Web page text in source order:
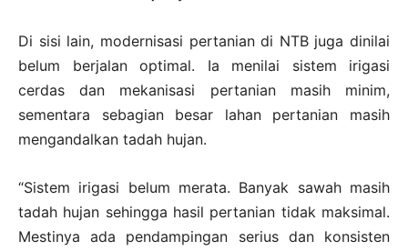
Di sisi lain, modernisasi pertanian di NTB juga dinilai
belum berjalan optimal. Ia menilai sistem irigasi
cerdas dan mekanisasi pertanian masih minim,
sementara sebagian besar lahan pertanian masih
mengandalkan tadah hujan.
“Sistem irigasi belum merata. Banyak sawah masih
tadah hujan sehingga hasil pertanian tidak maksimal.
Mestinya ada pendampingan serius dan konsisten